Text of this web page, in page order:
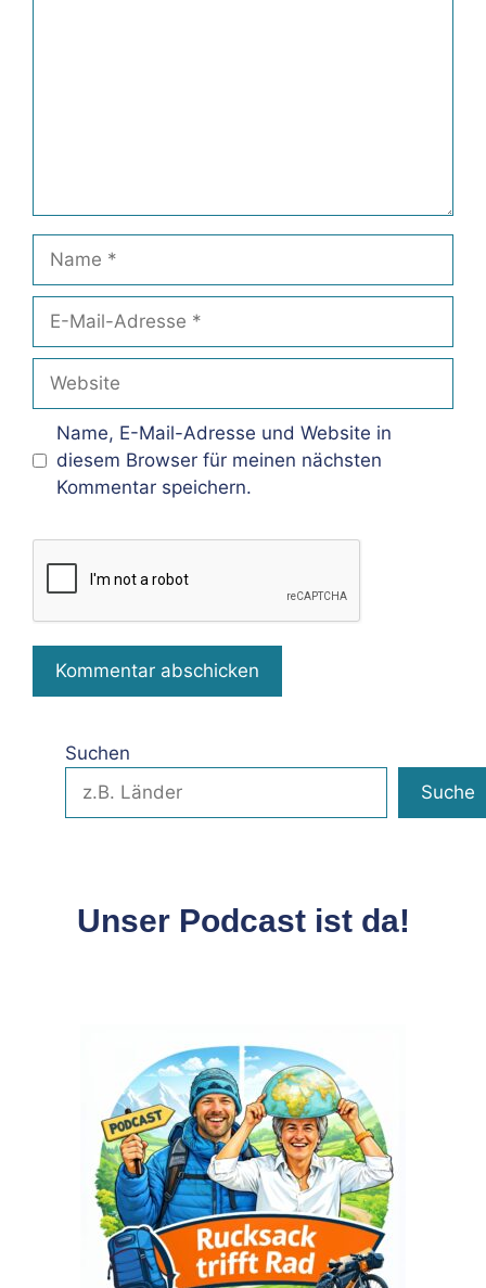
Mail-
Adresse
Name, E-Mail-Adresse und Website in
diesem Browser für meinen nächsten
Kommentar speichern.
Suchen
Suche
Unser Podcast ist da!